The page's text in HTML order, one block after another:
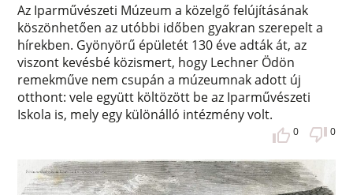
Az Iparművészeti Múzeum a közelgő felújításának
köszönhetően az utóbbi időben gyakran szerepelt a
hírekben. Gyönyörű épületét 130 éve adták át, az
viszont kevésbé közismert, hogy Lechner Ödön
remekműve nem csupán a múzeumnak adott új
otthont: vele együtt költözött be az Iparművészeti
Iskola is, mely egy különálló intézmény volt.
0 0